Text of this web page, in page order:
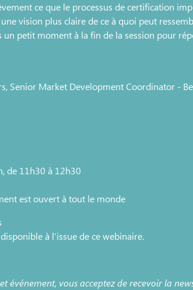
ce que le processus de certification
vision plus claire de ce à quoi peut
un petit moment à la fin de la session pour
Senior Market Development Coordinator -
de 11h30 à 12h30
est ouvert à tout le monde
à l’issue de ce webinaire.
événement, vous acceptez de recevoir la